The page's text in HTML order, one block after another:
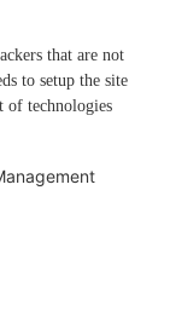
that are not
to setup the site
of technologies